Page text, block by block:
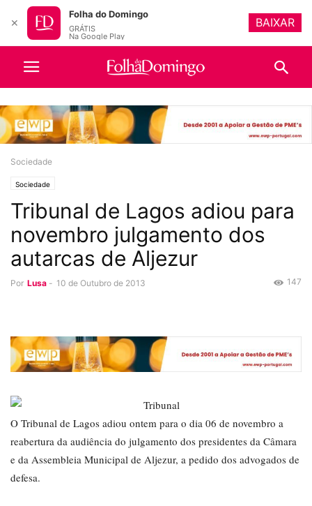
Sociedade
Sociedade
Tribunal de Lagos adiou para
novembro julgamento dos
autarcas de Aljezur
Por Lusa - 10 de Outubro de 2013 147
O Tribunal de Lagos adiou ontem para o dia 06 de novembro a
reabertura da audiência do julgamento dos presidentes da Câmara
e da Assembleia Municipal de Aljezur, a pedido dos advogados de
defesa.
✕
Folha do Domingo
GRÁTIS
Na Google Play
BAIXAR